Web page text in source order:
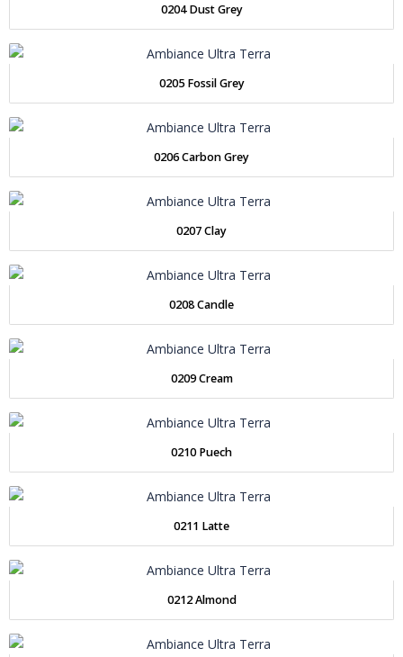
0204 Dust Grey
0205 Fossil Grey
0206 Carbon Grey
0207 Clay
0208 Candle
0209 Cream
0210 Puech
0211 Latte
0212 Almond